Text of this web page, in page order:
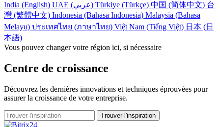
India (English)
UAE (عربي) Türkiye (Türkçe) 中国 (简体中文) 台
灣 (繁體中文) Indonesia (Bahasa Indonesia) Malaysia (Bahasa
Melayu) ประเทศไทย (ภาษาไทย) Việt Nam (Tiếng Việt) 日本 (日
本語)
Vous pouvez changer votre région ici, si nécessaire
Centre de croissance
Découvrez les dernières innovations et techniques éprouvées pour
assurer la croissance de votre entreprise.